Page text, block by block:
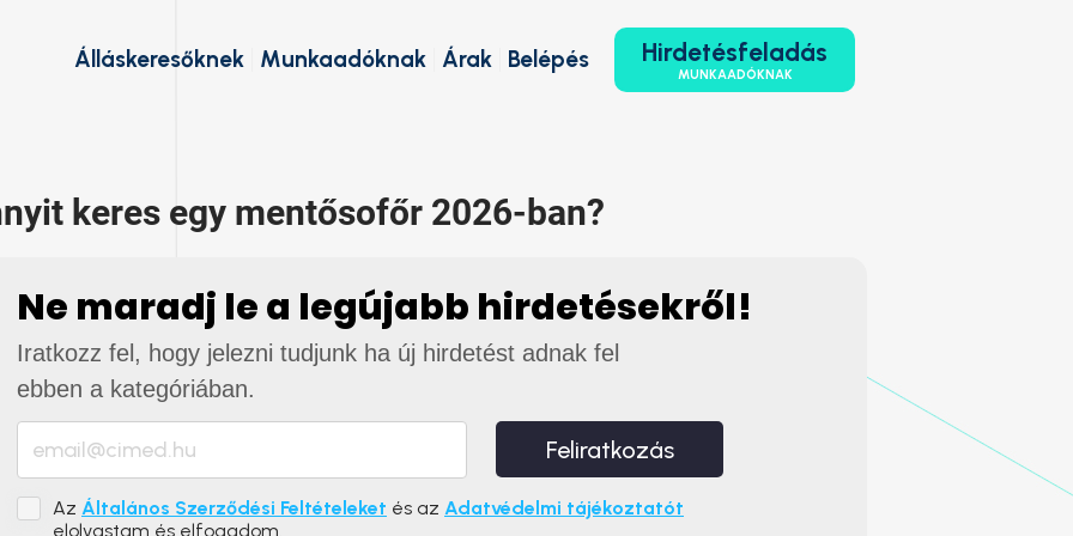
Hirdetésfeladás
MUNKAADÓKNAK
Belépés
Árak
Munkaadóknak
Álláskeresőknek
keres egy mentősofőr 2026-ban?
Ne maradj le a legújabb hirdetésekről!
Iratkozz fel, hogy jelezni tudjunk ha új hirdetést adnak fel
ebben a kategóriában.
Feliratkozás
Az Általános Szerződési Feltételeket és az Adatvédelmi tájékoztatót
elolvastam és elfogadom.